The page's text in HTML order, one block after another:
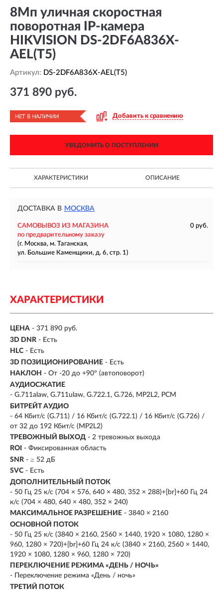
8Мп уличная скоростная
поворотная IP-камера
HIKVISION DS-2DF6A836X-
AEL(T5)
Артикул: DS-2DF6A836X-AEL(T5)
371 890 руб.
НЕТ В НАЛИЧИИ Добавить к сравнению
УВЕДОМИТЬ О ПОСТУПЛЕНИИ
ХАРАКТЕРИСТИКИ ОПИСАНИЕ
ДОСТАВКА В МОСКВА
САМОВЫВОЗ ИЗ МАГАЗИНА
0 руб.
по предварительному заказу
(г. Москва, м. Таганская,
ул. Большие Каменщики, д. 6, стр. 1)
ХАРАКТЕРИСТИКИ
ЦЕНА - 371 890 руб.
3D DNR - Есть
HLC - Есть
3D ПОЗИЦИОНИРОВАНИЕ - Есть
НАКЛОН - От -20 до +90° (автоповорот)
АУДИОСЖАТИЕ
- G.711alaw, G.711ulaw, G.722.1, G.726, MP2L2, PCM
БИТРЕЙТ АУДИО
- 64 Кбит/с (G.711) / 16 Кбит/с (G.722.1) / 16 Кбит/с (G.726) /
от 32 до 192 Кбит/с (MP2L2)
ТРЕВОЖНЫЙ ВЫХОД - 2 тревожных выхода
ROI
- Фиксированная область
SNR - ≥ 52 дБ
SVC - Есть
ДОПОЛНИТЕЛЬНЫЙ ПОТОК
- 50 Гц 25 к/с (704 × 576, 640 × 480, 352 × 288)+[br]+60 Гц 24
к/с (704 × 480, 640 × 480, 352 × 240)
МАКСИМАЛЬНОЕ РАЗРЕШЕНИЕ - 3840 × 2160
ОСНОВНОЙ ПОТОК
- 50 Гц 25 к/с (3840 × 2160, 2560 × 1440, 1920 × 1080, 1280 ×
960, 1280 × 720)+[br]+60 Гц 24 к/с (3840 × 2160, 2560 × 1440,
1920 × 1080, 1280 × 960, 1280 × 720)
ПЕРЕКЛЮЧЕНИЕ РЕЖИМА «ДЕНЬ / НОЧЬ»
- Переключение режима «День / ночь»
ТРЕТИЙ ПОТОК